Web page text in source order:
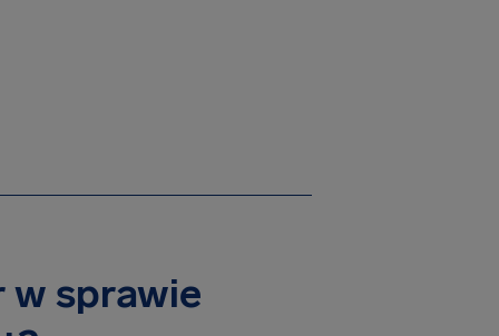
w sprawie